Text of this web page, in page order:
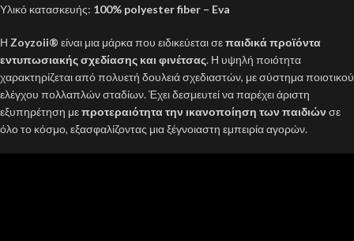
Υλικό κατασκευής: 100% polyester fiber – Eva
Η Zoyzoii® είναι μια μάρκα που ειδικεύεται σεπαιδικά προϊόντα
εντυπωσιακής σχεδίασης και φινέτσας. Η υψηλή ποιότητα
χαρακτηρίζεται από πολυετή δουλειά σχεδιαστών, με σύστημα ποιοτικού
ελέγχου πολλαπλών σταδίων. Έχει δεσμευτεί να παρέχει άριστη
εξυπηρέτηση μεπροτεραιότητα την ικανοποίηση των παιδιών σε
όλο το κόσμο, εξασφαλίζοντας μια ξέγνοιαστη εμπειρία αγορών.